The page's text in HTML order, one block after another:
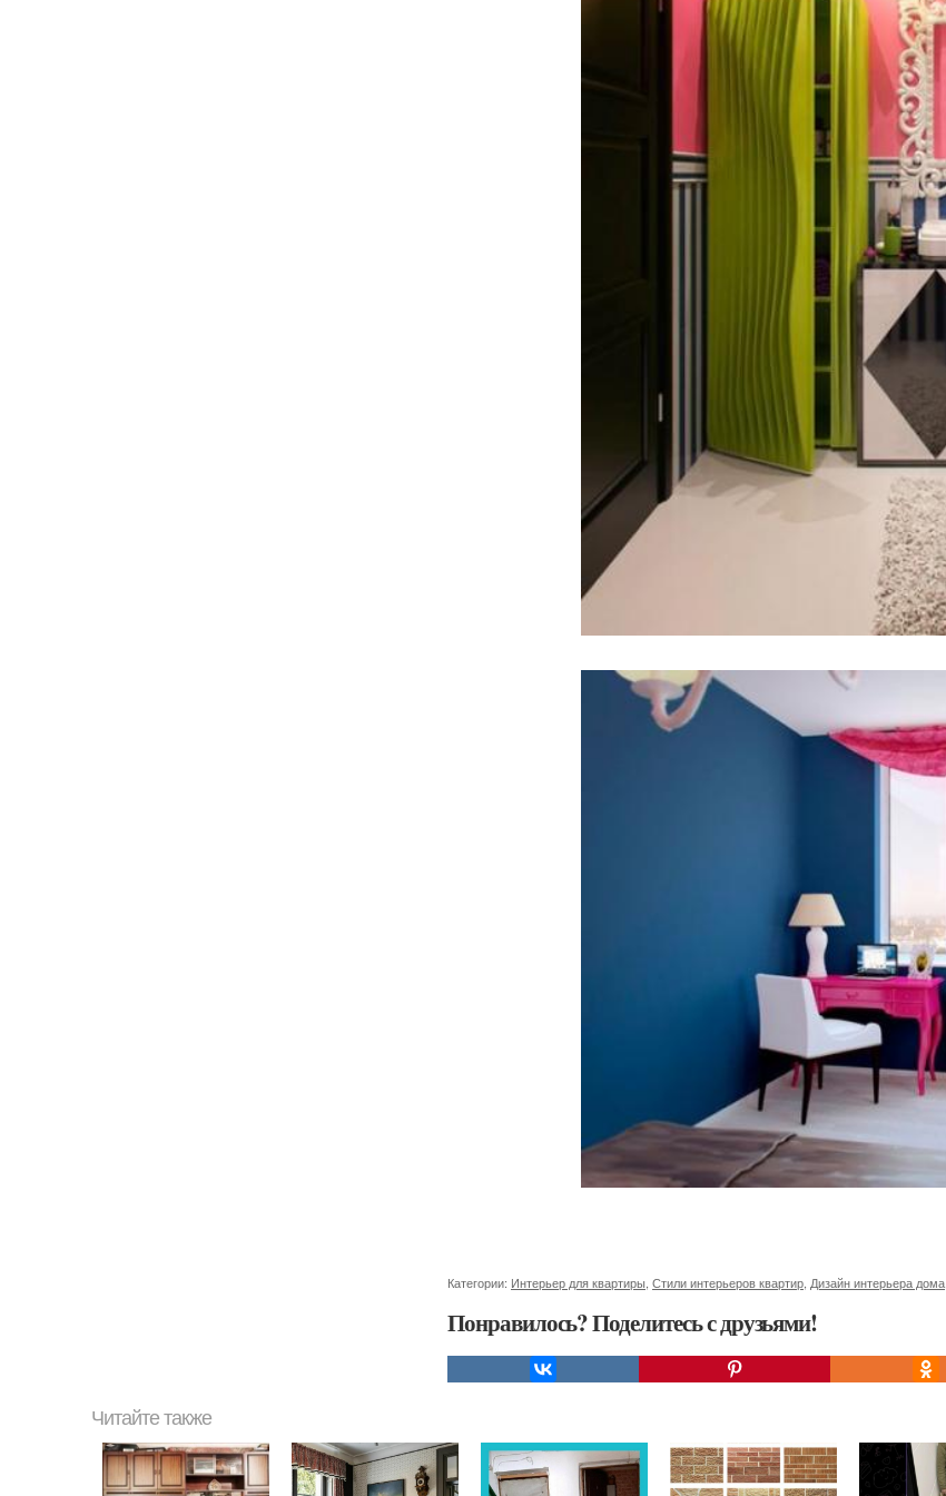
Категории: Интерьер для квартиры Стили интерьеров квартир Дизайн интерьера дома
Понравилось? Поделитесь с друзьями!
Читайте также